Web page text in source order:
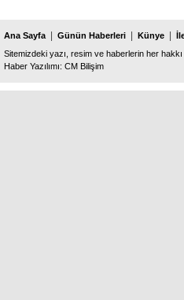
Ana Sayfa Günün Haberleri Künye
Sitemizdeki yazı, resim ve haberlerin her
Haber Yazılımı: CM Bilişim